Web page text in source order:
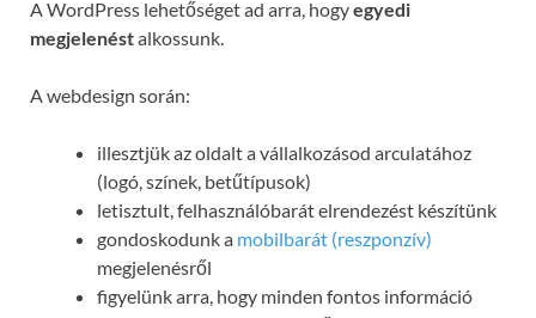
A WordPress lehetőséget ad arra, hogyegyedi
megjelenéstalkossunk.
A webdesign során:
illesztjük az oldalt a vállalkozásod arculatához
(logó, színek, betűtípusok)
letisztult, felhasználóbarát elrendezést készítünk
gondoskodunk a mobilbarát (reszponzív)
megjelenésről
figyelünk arra, hogy minden fontos információ